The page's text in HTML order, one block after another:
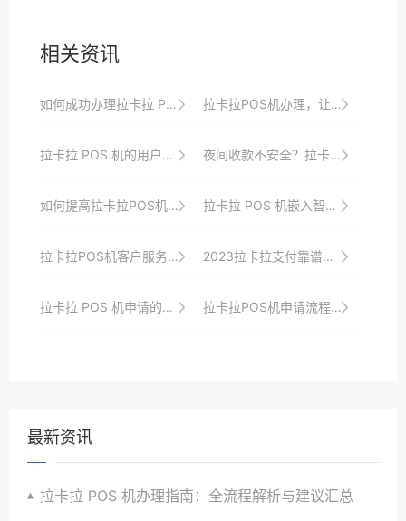
相关资讯
如何成功办理拉卡拉 POS 机，经验分享 拉卡拉POS机办理，让您与顾客建立更紧密的联系
拉卡拉 POS 机的用户需求与满足 夜间收款不安全？拉卡拉移动支付让夜间交易更安心
如何提高拉卡拉POS机申请成功率 拉卡拉 POS 机嵌入智能翻译功能，跨境支付沟通零障碍
拉卡拉POS机客户服务：全方位守护您的支付安全 2023拉卡拉支付靠谱吗？如何办理？
拉卡拉 POS 机申请的资格审核标准与流程 拉卡拉POS机申请流程简化指南
最新资讯
拉卡拉 POS 机办理指南：全流程解析与建议汇总